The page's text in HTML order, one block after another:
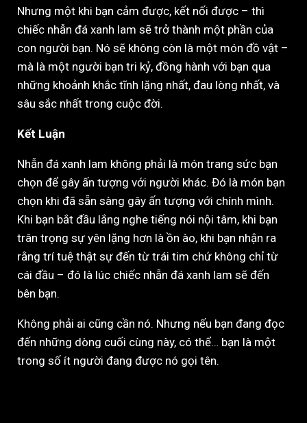
Nhưng một khi bạn cảm được, kết nối được – thì
chiếc nhẫn đá xanh lam sẽ trở thành một phần của
con người bạn. Nó sẽ không còn là một món đồ vật –
mà là một người bạn tri kỷ, đồng hành với bạn qua
những khoảnh khắc tĩnh lặng nhất, đau lòng nhất, và
sâu sắc nhất trong cuộc đời.
Kết Luận
Nhẫn đá xanh lam không phải là món trang sức bạn
chọn để gây ấn tượng với người khác. Đó là món bạn
chọn khi đã sẵn sàng gây ấn tượng với chính mình.
Khi bạn bắt đầu lắng nghe tiếng nói nội tâm, khi bạn
trân trọng sự yên lặng hơn là ồn ào, khi bạn nhận ra
rằng trí tuệ thật sự đến từ trái tim chứ không chỉ từ
cái đầu – đó là lúc chiếc nhẫn đá xanh lam sẽ đến
bên bạn.
Không phải ai cũng cần nó. Nhưng nếu bạn đang đọc
đến những dòng cuối cùng này, có thể… bạn là một
trong số ít người đang được nó gọi tên.